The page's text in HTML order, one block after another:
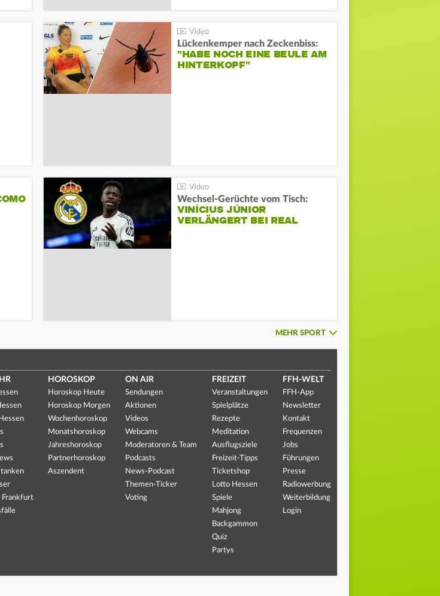
Lückenkemper nach Zeckenbiss:
"HABE NOCH EINE BEULE AM
HINTERKOPF"
Wechsel-Gerüchte vom Tisch:
VINÍCIUS JÚNIOR
VERLÄNGERT BEI REAL
MEHR SPORT
Frankfurt
HOROSKOP
Horoskop Heute
Horoskop Morgen
Wochenhoroskop
Monatshoroskop
Jahreshoroskop
Partnerhoroskop
Aszendent
ON AIR
Sendungen
Aktionen
Videos
Webcams
Moderatoren & Team
Podcasts
News-Podcast
Themen-Ticker
Voting
FREIZEIT
Veranstaltungen
Spielplätze
Rezepte
Meditation
Ausflugsziele
Freizeit-Tipps
Ticketshop
Lotto Hessen
Spiele
Mahjong
Backgammon
Quiz
Partys
FFH-WELT
FFH-App
Newsletter
Kontakt
Frequenzen
Jobs
Führungen
Presse
Radiowerbung
Weiterbildung
Login